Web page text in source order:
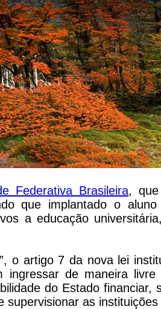
Federativa Brasileira, que
que implantado o
a educação
o artigo 7 da nova lei
ingressar de maneira
do Estado financiar,
supervisionar as instituições